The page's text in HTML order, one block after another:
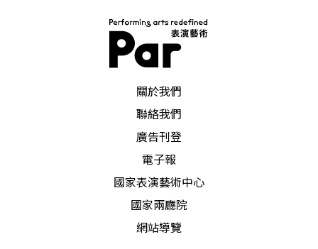
關於我們
聯絡我們
廣告刊登
電子報
國家表演藝術中心
國家兩廳院
網站導覽